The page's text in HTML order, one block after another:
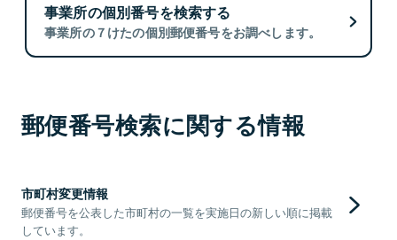
事業所の個別番号を検索する
事業所の７けたの個別郵便番号をお調べします。
郵便番号検索に関する情報
市町村変更情報
郵便番号を公表した市町村の一覧を実施日の新しい順に掲載
しています。